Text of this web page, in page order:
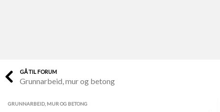
Finn håndverkere
GÅ TIL FORUM
Grunnarbeid, mur og betong
GRUNNARBEID, MUR OG BETONG